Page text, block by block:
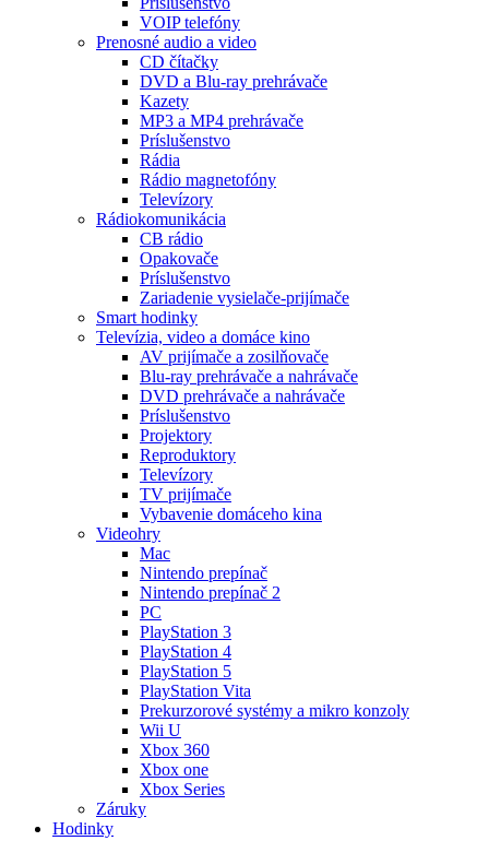
VOIP telefóny
Prenosné audio a video
CD čítačky
DVD a Blu-ray prehrávače
Kazety
MP3 a MP4 prehrávače
Príslušenstvo
Rádia
Rádio magnetofóny
Televízory
Rádiokomunikácia
CB rádio
Opakovače
Príslušenstvo
Zariadenie vysielače-prijímače
Smart hodinky
Televízia, video a domáce kino
AV prijímače a zosilňovače
Blu-ray prehrávače a nahrávače
DVD prehrávače a nahrávače
Príslušenstvo
Projektory
Reproduktory
Televízory
TV prijímače
Vybavenie domáceho kina
Videohry
Mac
Nintendo prepínač
Nintendo prepínač 2
PC
PlayStation 3
PlayStation 4
PlayStation 5
PlayStation Vita
Prekurzorové systémy a mikro konzoly
Wii U
Xbox 360
Xbox one
Xbox Series
Záruky
Hodinky